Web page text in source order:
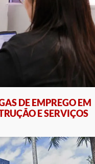
DE EMPREGO EM
E SERVIÇOS